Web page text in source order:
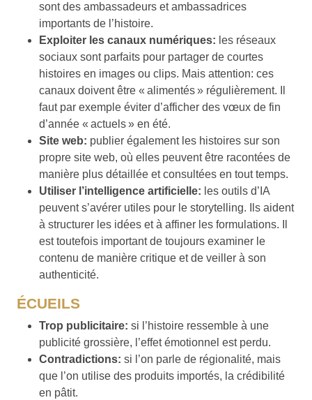
sont des ambassadeurs et ambassadrices
importants de l’histoire.
Exploiter les canaux numériques: les réseaux
sociaux sont parfaits pour partager de courtes
histoires en images ou clips. Mais attention: ces
canaux doivent être « alimentés » régulièrement. Il
faut par exemple éviter d’afficher des vœux de fin
d’année « actuels » en été.
Site web: publier également les histoires sur son
propre site web, où elles peuvent être racontées de
manière plus détaillée et consultées en tout temps.
Utiliser l’intelligence artificielle: les outils d’IA
peuvent s’avérer utiles pour le storytelling. Ils aident
à structurer les idées et à affiner les formulations. Il
est toutefois important de toujours examiner le
contenu de manière critique et de veiller à son
authenticité.
ÉCUEILS
Trop publicitaire: si l’histoire ressemble à une
publicité grossière, l’effet émotionnel est perdu.
Contradictions: si l’on parle de régionalité, mais
que l’on utilise des produits importés, la crédibilité
en pâtit.